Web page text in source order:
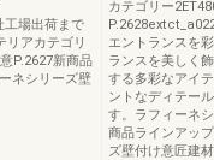
工場出荷まで
アカテゴリ
P.2627新商品
ネシリーズ壁
カテゴリー
エントランスを
ランスを美しく
する多彩なアイ
ントなディテー
す。ラフィーネ
商品ラインアッ
ズ壁付け意匠建